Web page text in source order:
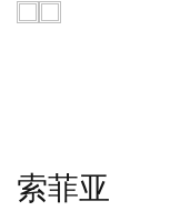
索菲亚